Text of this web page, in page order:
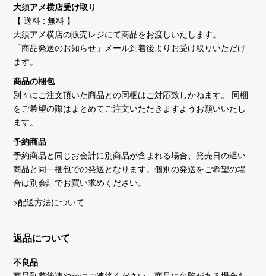
大須アメ横店受け取り
【 送料 : 無料 】
大須アメ横店の販売レジにて商品をお渡しいたします。
「商品発送のお知らせ」メール到着後よりお受け取りいただけ
ます。
商品の梱包
別々にご注文頂いた商品との同梱はご対応致しかねます。 同梱
をご希望の際はまとめてご注文いただきますようお願いいたし
ます。
予約商品
予約商品と同じお会計に別商品が含まれる場合、発売日の遅い
商品と同一梱包での発送となります。個別の発送をご希望の場
合は別会計でお買い求めください。
>配送方法について
返品について
不良品